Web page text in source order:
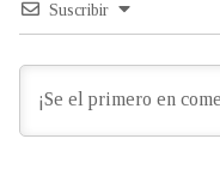
Suscribir